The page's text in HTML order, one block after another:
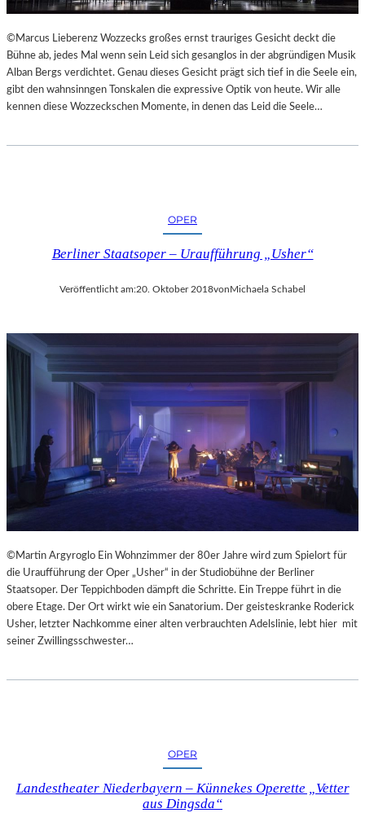
L
S
Ä
U
L
E
G
©Marcus Lieberenz Wozzecks großes ernst trauriges Gesicht deckt die
Bühne ab, jedes Mal wenn sein Leid sich gesanglos in der abgründigen Musik
Alban Bergs verdichtet. Genau dieses Gesicht prägt sich tief in die Seele ein,
gibt den wahnsinngen Tonskalen die expressive Optik von heute. Wir alle
kennen diese Wozzeckschen Momente, in denen das Leid die Seele…
OPER
Berliner Staatsoper – Uraufführung „Usher“
Veröffentlicht am:20. Oktober 2018vonMichaela Schabel
©Martin Argyroglo Ein Wohnzimmer der 80er Jahre wird zum Spielort für
die Uraufführung der Oper „Usher“ in der Studiobühne der Berliner
Staatsoper. Der Teppichboden dämpft die Schritte. Ein Treppe führt in die
obere Etage. Der Ort wirkt wie ein Sanatorium. Der geisteskranke Roderick
Usher, letzter Nachkomme einer alten verbrauchten Adelslinie, lebt hier mit
seiner Zwillingsschwester…
OPER
Landestheater Niederbayern – Künnekes Operette „Vetter
aus Dingsda“